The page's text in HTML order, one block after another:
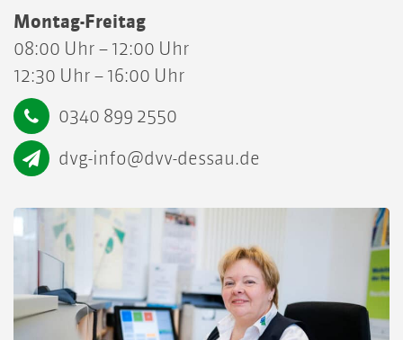
Montag-Freitag
08:00 Uhr – 12:00 Uhr
12:30 Uhr – 16:00 Uhr
0340 899 2550
dvg-info@dvv-dessau.de